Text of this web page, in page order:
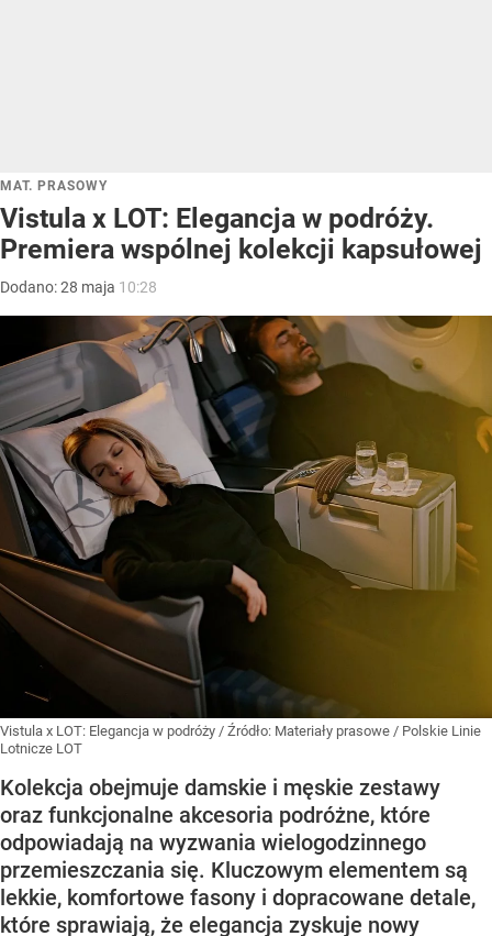
MAT. PRASOWY
Vistula x LOT: Elegancja w podróży.
Premiera wspólnej kolekcji kapsułowej
Dodano:28 maja 10:28
Vistula x LOT: Elegancja w podróży / Źródło: Materiały prasowe / Polskie Linie
Lotnicze LOT
Kolekcja obejmuje damskie i męskie zestawy
oraz funkcjonalne akcesoria podróżne, które
odpowiadają na wyzwania wielogodzinnego
przemieszczania się. Kluczowym elementem są
lekkie, komfortowe fasony i dopracowane detale,
które sprawiają, że elegancja zyskuje nowy